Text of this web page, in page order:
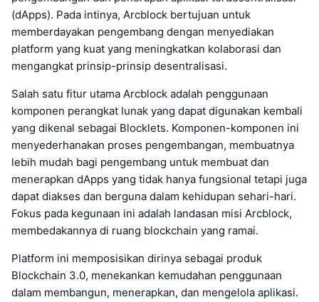
(dApps). Pada intinya, Arcblock bertujuan untuk
memberdayakan pengembang dengan menyediakan
platform yang kuat yang meningkatkan kolaborasi dan
mengangkat prinsip-prinsip desentralisasi.
Salah satu fitur utama Arcblock adalah penggunaan
komponen perangkat lunak yang dapat digunakan kembali
yang dikenal sebagai Blocklets. Komponen-komponen ini
menyederhanakan proses pengembangan, membuatnya
lebih mudah bagi pengembang untuk membuat dan
menerapkan dApps yang tidak hanya fungsional tetapi juga
dapat diakses dan berguna dalam kehidupan sehari-hari.
Fokus pada kegunaan ini adalah landasan misi Arcblock,
membedakannya di ruang blockchain yang ramai.
Platform ini memposisikan dirinya sebagai produk
Blockchain 3.0, menekankan kemudahan penggunaan
dalam membangun, menerapkan, dan mengelola aplikasi.